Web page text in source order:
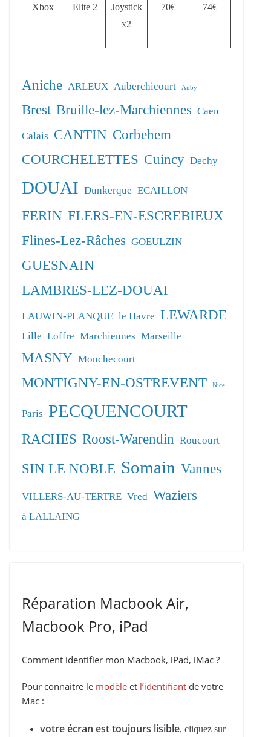
Xbox Elite 2
Joystick
x2
70€ 74€
Aniche ARLEUX Auberchicourt Auby
Brest Bruille-lez-Marchiennes Caen
Calais CANTIN Corbehem
COURCHELETTES Cuincy Dechy
DOUAI Dunkerque ECAILLON
FERIN FLERS-EN-ESCREBIEUX
Flines-Lez-Râches GOEULZIN
GUESNAIN
LAMBRES-LEZ-DOUAI
LAUWIN-PLANQUE le Havre LEWARDE
Lille Loffre Marchiennes Marseille
MASNY Monchecourt
MONTIGNY-EN-OSTREVENT Nice
Paris PECQUENCOURT
RACHES Roost-Warendin Roucourt
SIN LE NOBLE Somain Vannes
VILLERS-AU-TERTRE Vred Waziers
à LALLAING
Réparation Macbook Air,
Macbook Pro, iPad
Comment identifier mon Macbook, iPad, iMac ?
Pour connaitre le modèle et l’identifiant de votre
Mac :
votre écran est toujours lisible, cliquez sur